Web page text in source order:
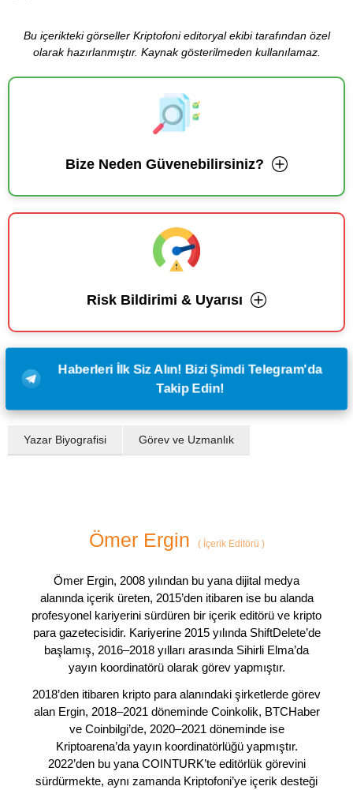
Bu içerikteki görseller Kriptofoni editoryal ekibi tarafından özel
olarak hazırlanmıştır. Kaynak gösterilmeden kullanılamaz.
Bize Neden Güvenebilirsiniz?
Risk Bildirimi & Uyarısı
Haberleri İlk Siz Alın! Bizi Şimdi Telegram'da
Takip Edin!
Yazar Biyografisi Görev ve Uzmanlık
Ömer Ergin (İçerik Editörü )
Ömer Ergin, 2008 yılından bu yana dijital medya
alanında içerik üreten, 2015’den itibaren ise bu alanda
profesyonel kariyerini sürdüren bir içerik editörü ve kripto
para gazetecisidir. Kariyerine 2015 yılında ShiftDelete’de
başlamış, 2016–2018 yılları arasında Sihirli Elma’da
yayın koordinatörü olarak görev yapmıştır.
2018’den itibaren kripto para alanındaki şirketlerde görev
alan Ergin, 2018–2021 döneminde Coinkolik, BTCHaber
ve Coinbilgi’de, 2020–2021 döneminde ise
Kriptoarena’da yayın koordinatörlüğü yapmıştır.
2022’den bu yana COINTURK’te editörlük görevini
sürdürmekte, aynı zamanda Kriptofoni’ye içerik desteği